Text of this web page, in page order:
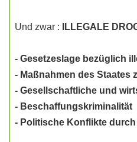
Und zwar : ILLEGALE
- Gesetzeslage bezüglich
- Maßnahmen des Staates
- Gesellschaftliche und
- Beschaffungskriminalität
- Politische Konflikte